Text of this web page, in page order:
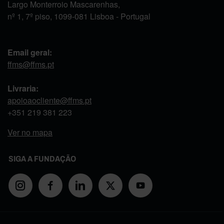
Largo Monterroio Mascarenhas,
nº 1, 7º piso, 1099-081 Lisboa - Portugal
Email geral:
ffms@ffms.pt
Livraria:
apoioaocliente@ffms.pt
+351 219 381 223
Ver no mapa
SIGA A FUNDAÇÃO